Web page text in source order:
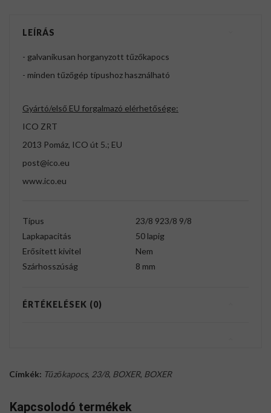
LEÍRÁS
- galvanikusan horganyzott tűzőkapocs
- minden tűzőgép típushoz használható
Gyártó/első EU forgalmazó elérhetősége:
ICO ZRT
2013 Pomáz, ICO út 5.; EU
post@ico.eu
www.ico.eu
Típus
23/8 923/8 9/8
Lapkapacitás
50 lapig
Erősített kivitel
Nem
Szárhosszúság
8 mm
ÉRTÉKELÉSEK (0)
Címkék: Tűzőkapocs, 23/8, BOXER, BOXER
Kapcsolodó termékek